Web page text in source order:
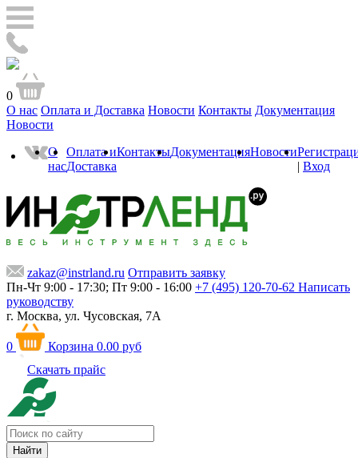
0
О нас Оплата и Доставка Новости Контакты Документация
Новости
О
нас
Оплата и
Доставка
КонтактыДокументацияНовости
| Вход
zakaz@instrland.ru Отправить заявку
Пн-Чт 9:00 - 17:30; Пт 9:00 - 16:00 +7 (495) 120-70-62 Написать
руководству
г. Москва, ул. Чусовская, 7А
0 Корзина 0.00 руб
Скачать прайс